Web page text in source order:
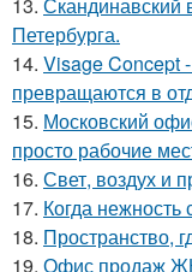
Петербурга.
14. Visage Concept
превращаются в
15. Московский
просто рабочие
16. Свет, воздух и
17. Когда нежность
18. Пространство,
19. Офис продаж